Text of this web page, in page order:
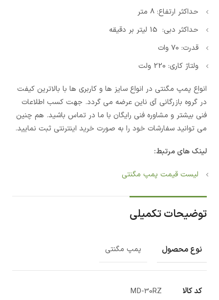
حداکثر ارتفاع: 8 متر
حداکثر دبی: 15 لیتر بر دقیقه
قدرت: 70 وات
ولتاژ کاری: 220 ولت
انواع پمپ مگنتی در انواع سایز ها و کاربری ها با بالاترین کیفت
در گروه بازرگانی آی ناین عرضه می گردد. جهت کسب اطلاعات
فنی بیشتر و مشاوره فنی رایگان با ما در تماس باشید. هم چنین
می توانید سفارشات خود را به صورت خرید اینترنتی ثبت نمایید.
لینک های مرتبط:
لیست قیمت پمپ مگنتی
توضیحات تکمیلی
نوع محصول پمپ مگنتی
کد کالا MD-30RZ